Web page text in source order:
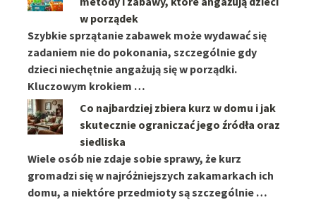
w porządek
Szybkie sprzątanie zabawek może wydawać się
zadaniem nie do pokonania, szczególnie gdy
dzieci niechętnie angażują się w porządki.
Kluczowym krokiem …
Co najbardziej zbiera kurz w domu i jak
skutecznie ograniczać jego źródła oraz
siedliska
Wiele osób nie zdaje sobie sprawy, że kurz
gromadzi się w najróżniejszych zakamarkach ich
domu, a niektóre przedmioty są szczególnie …